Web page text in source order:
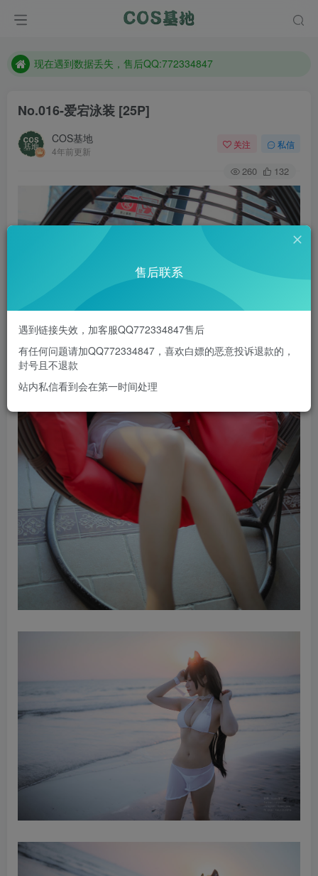
现在遇到数据丢失，售后QQ:772334847
防失联：百度搜索《趣画刊》，实时查看最新站点。
No.016-爱宕泳装 [25P]
COS基地
4年前更新
关注 私信
260 132
售后联系
遇到链接失效，加客服QQ772334847售后
有任何问题请加QQ772334847，喜欢白嫖的恶意投诉退款的，
封号且不退款
站内私信看到会在第一时间处理